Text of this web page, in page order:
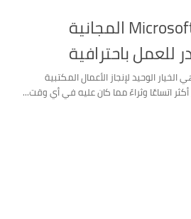
أفضل بدائل Microsoft 365 المجانية
للعمل باحترافية
الوحيد لإنجاز الأعمال المكتبية
أكثر اتساعًا وثراءً مما كان عليه في أي وقت...